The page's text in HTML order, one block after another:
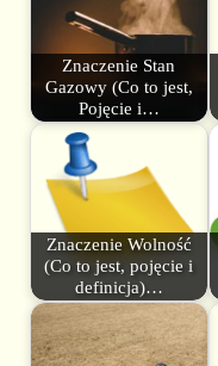
Znaczenie Stan
Gazowy (Co to jest,
Pojęcie i…
Znaczenie Wolność
(Co to jest, pojęcie i
definicja)…